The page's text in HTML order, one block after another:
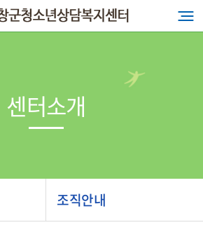
조직안내
센터소개